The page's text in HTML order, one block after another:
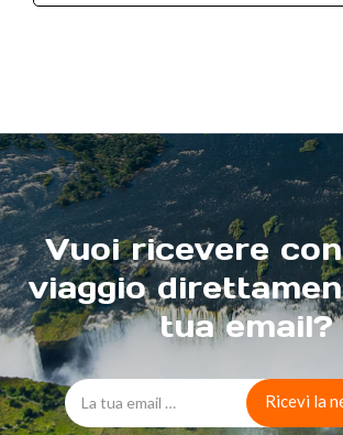
Vuoi ricevere
viaggio
tua email?